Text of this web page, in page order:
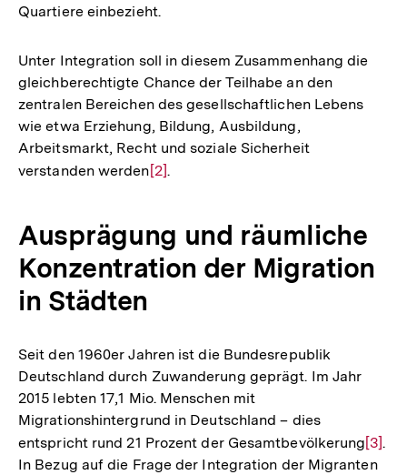
Quartiere einbezieht.
Unter Integration soll in diesem Zusammenhang die
gleichberechtigte Chance der Teilhabe an den
zentralen Bereichen des gesellschaftlichen Lebens
wie etwa Erziehung, Bildung, Ausbildung,
Arbeitsmarkt, Recht und soziale Sicherheit
verstanden werdenZur
Fußnote
[2].
Ausprägung und räumliche
Konzentration der Migration
in Städten
Seit den 1960er Jahren ist die Bundesrepublik
Deutschland durch Zuwanderung geprägt. Im Jahr
2015 lebten 17,1 Mio. Menschen mit
Migrationshintergrund in Deutschland – dies
entspricht rund 21 Prozent der GesamtbevölkerungZur
[3].
In Bezug auf die Frage der Integration der Migranten